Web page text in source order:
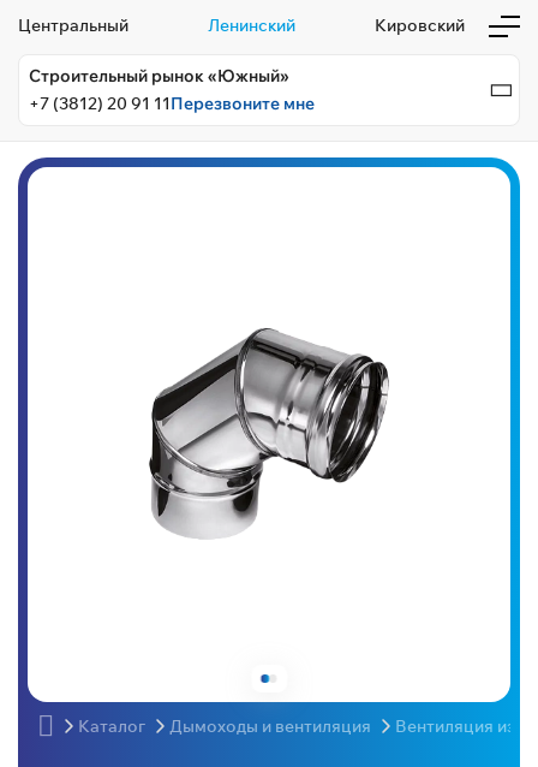
Центральный Ленинский Кировский
Строительный рынок «Южный»
+7 (3812) 20 91 11Перезвоните мне
Каталог Дымоходы и вентиляция Вентиляция из